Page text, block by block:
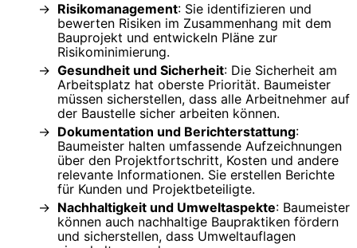
Risikomanagement: Sie identifizieren und
bewerten Risiken im Zusammenhang mit dem
Bauprojekt und entwickeln Pläne zur
Risikominimierung.
Gesundheit und Sicherheit: Die Sicherheit am
Arbeitsplatz hat oberste Priorität. Baumeister
müssen sicherstellen, dass alle Arbeitnehmer auf
der Baustelle sicher arbeiten können.
Dokumentation und Berichterstattung:
Baumeister halten umfassende Aufzeichnungen
über den Projektfortschritt, Kosten und andere
relevante Informationen. Sie erstellen Berichte
für Kunden und Projektbeteiligte.
Nachhaltigkeit und Umweltaspekte: Baumeister
können auch nachhaltige Baupraktiken fördern
und sicherstellen, dass Umweltauflagen